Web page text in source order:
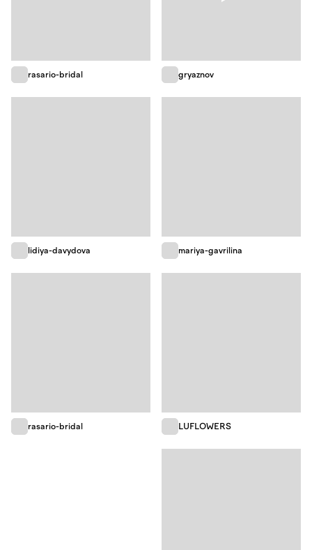
rasario-bridal
lidiya-davydova
rasario-bridal
gryaznov
mariya-gavrilina
LUFLOWERS